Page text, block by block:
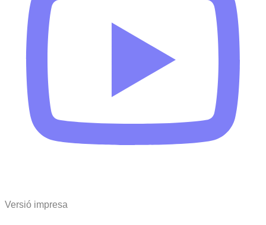
Versió impresa